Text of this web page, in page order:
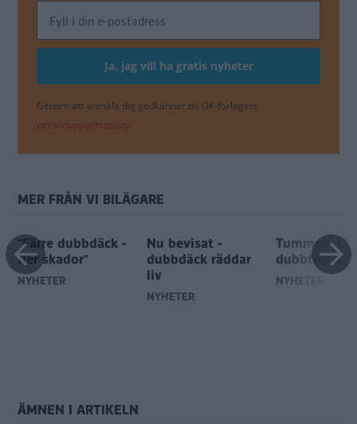
Genom att anmäla dig godkänner du OK-förlagets
personuppgiftspolicy.
MER FRÅN VI BILÄGARE
"Färre dubbdäck -
fler skador"
NYHETER
Nu bevisat -
dubbdäck räddar
liv
NYHETER
Tummen
dubbförbud
NYHETER
ÄMNEN I ARTIKELN